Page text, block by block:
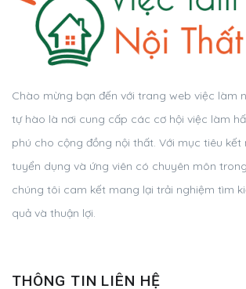
Chào mừng bạn đến với trang web việc làm
tự hào là nơi cung cấp các cơ hội việc làm
phú cho cộng đồng nội thất. Với mục tiêu kết
tuyển dụng và ứng viên có chuyên môn
chúng tôi cam kết mang lại trải nghiệm tìm
quả và thuận lợi.
THÔNG TIN LIÊN HỆ